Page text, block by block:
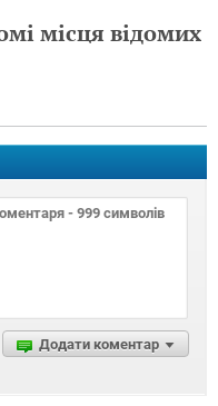
місця відомих
Додати коментар